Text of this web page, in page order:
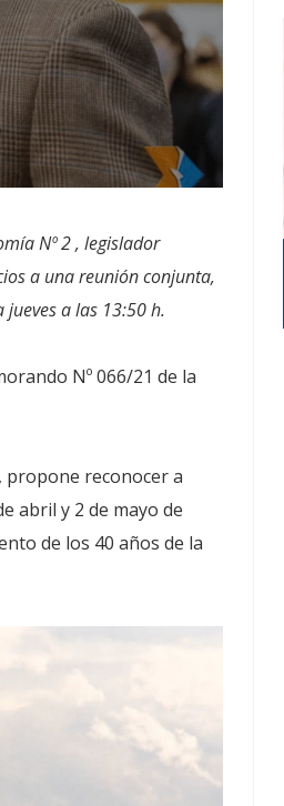
Nº 2 , legislador
a una reunión conjunta,
a las 13:50 h.
Nº 066/21 de la
propone reconocer a
abril y 2 de mayo de
de los 40 años de la